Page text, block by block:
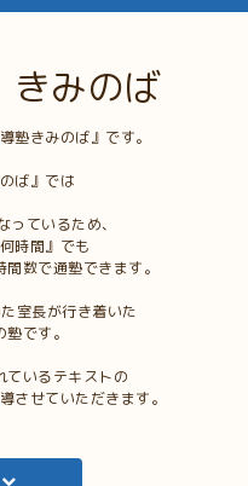
みのば
塾きみのば』です。
ば』では
ているため、
時間』でも
数で通塾できます。
室長が行き着いた
です。
ているテキストの
させていただきます。